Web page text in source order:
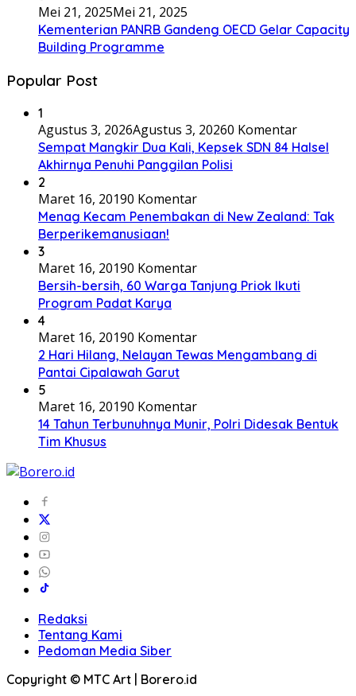
Mei 21, 2025Mei 21, 2025
Kementerian PANRB Gandeng OECD Gelar Capacity
Building Programme
Popular Post
1
Agustus 3, 2026Agustus 3, 20260 Komentar
Sempat Mangkir Dua Kali, Kepsek SDN 84 Halsel
Akhirnya Penuhi Panggilan Polisi
2
Maret 16, 20190 Komentar
Menag Kecam Penembakan di New Zealand: Tak
Berperikemanusiaan!
3
Maret 16, 20190 Komentar
Bersih-bersih, 60 Warga Tanjung Priok Ikuti
Program Padat Karya
4
Maret 16, 20190 Komentar
2 Hari Hilang, Nelayan Tewas Mengambang di
Pantai Cipalawah Garut
5
Maret 16, 20190 Komentar
14 Tahun Terbunuhnya Munir, Polri Didesak Bentuk
Tim Khusus
Redaksi
Tentang Kami
Pedoman Media Siber
Copyright © MTC Art | Borero.id